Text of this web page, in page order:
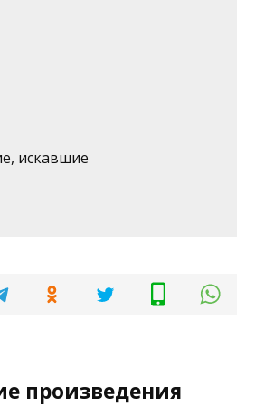
искавшие
произведения